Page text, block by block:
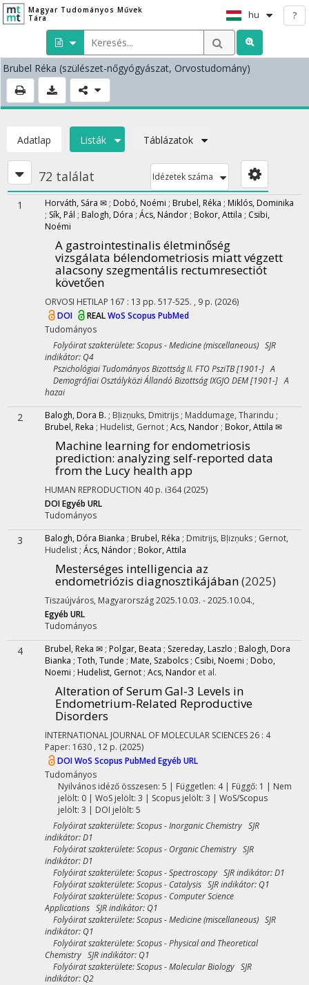
Magyar Tudományos Művek
Tára
hu ?
Brubel Réka (szülészet-nőgyógyászat, Orvostudomány)
Adatlap Listák Táblázatok
72 találat Idézetek száma
1 Horváth, Sára ✉ ; Dobó, Noémi ; Brubel, Réka ; Miklós, Dominika
; Sík, Pál ; Balogh, Dóra ; Ács, Nándor ; Bokor, Attila ; Csibi,
Noémi
A gastrointestinalis életminőség
vizsgálata bélendometriosis miatt végzett
alacsony szegmentális rectumresectiót
követően
ORVOSI HETILAP 167 : 13 pp. 517-525. , 9 p. (2026)
DOI
REALWoS Scopus PubMed
Tudományos
Folyóirat szakterülete: Scopus - Medicine (miscellaneous) SJR
indikátor: Q4
Pszichológiai Tudományos Bizottság II. FTO PsziTB [1901-] A
Demográfiai Osztályközi Állandó Bizottság IXGJO DEM [1901-] A
hazai
2 Balogh, Dora B. ; Bļizņuks, Dmitrijs ; Maddumage, Tharindu ;
Brubel, Reka ; Hudelist, Gernot ; Acs, Nandor ; Bokor, Attila ✉
Machine learning for endometriosis
prediction: analyzing self-reported data
from the Lucy health app
HUMAN REPRODUCTION 40 p. i364(2025)
DOIEgyéb URL
Tudományos
3 Balogh, Dóra Bianka ; Brubel, Réka ; Dmitrijs, Bļizņuks ; Gernot,
Hudelist ; Ács, Nándor ; Bokor, Attila
Mesterséges intelligencia az
endometriózis diagnosztikájában(2025)
Tiszaújváros, Magyarország 2025.10.03. - 2025.10.04.,
Egyéb URL
Tudományos
4 Brubel, Reka ✉ ; Polgar, Beata ; Szereday, Laszlo ; Balogh, Dora
Bianka ; Toth, Tunde ; Mate, Szabolcs ; Csibi, Noemi ; Dobo,
Noemi ; Hudelist, Gernot ; Acs, Nandor et al.
Alteration of Serum Gal-3 Levels in
Endometrium-Related Reproductive
Disorders
INTERNATIONAL JOURNAL OF MOLECULAR SCIENCES26 : 4
Paper: 1630 , 12 p. (2025)
DOIWoS Scopus PubMedEgyéb URL
Tudományos
Nyilvános idéző összesen: 5 | Független: 4 | Függő: 1 | Nem
jelölt: 0 | WoS jelölt: 3 | Scopus jelölt: 3 | WoS/Scopus
jelölt: 3 | DOI jelölt: 5
Folyóirat szakterülete: Scopus - Inorganic Chemistry SJR
indikátor: D1
Folyóirat szakterülete: Scopus - Organic Chemistry SJR
indikátor: D1
Folyóirat szakterülete: Scopus - Spectroscopy SJR indikátor: D1
Folyóirat szakterülete: Scopus - Catalysis SJR indikátor: Q1
Folyóirat szakterülete: Scopus - Computer Science
Applications SJR indikátor: Q1
Folyóirat szakterülete: Scopus - Medicine (miscellaneous) SJR
indikátor: Q1
Folyóirat szakterülete: Scopus - Physical and Theoretical
Chemistry SJR indikátor: Q1
Folyóirat szakterülete: Scopus - Molecular Biology SJR
indikátor: Q2